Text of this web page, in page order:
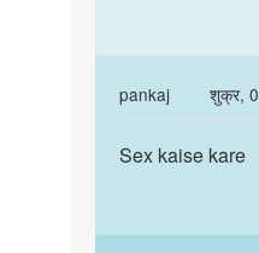
pankaj
शुक्र,
In
reply
to
pehli
Sex
Sex kaise kare